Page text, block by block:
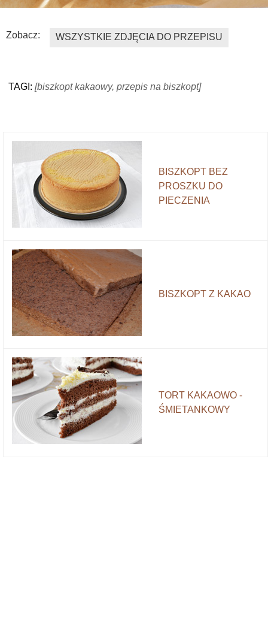
Zobacz: WSZYSTKIE ZDJĘCIA DO PRZEPISU
TAGI: [biszkopt kakaowy, przepis na biszkopt]
BISZKOPT BEZ
PROSZKU DO
PIECZENIA
BISZKOPT Z KAKAO
TORT KAKAOWO -
ŚMIETANKOWY